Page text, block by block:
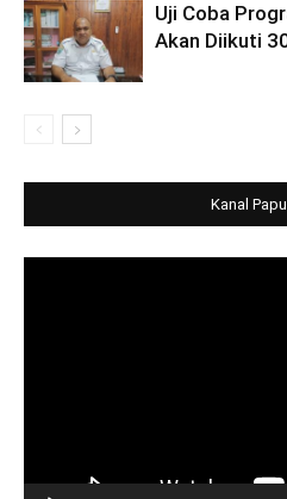
Uji Coba
Akan Diikuti
Kanal